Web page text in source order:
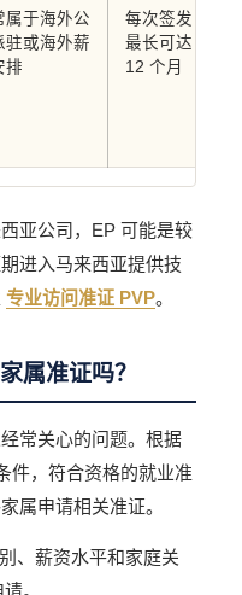
属于海外公
驻或海外薪
排
每次签发
最长可达
12 个月
亚公司，EP 可能是较
进入马来西亚提供技
专业访问准证 PVP。
属准证吗？
常关心的问题。根据
件，符合资格的就业准
属申请相关准证。
、薪资水平和家庭关